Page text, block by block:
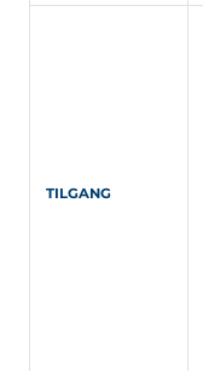
TILGANG